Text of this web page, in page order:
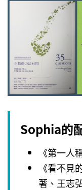
Sophia的
《第一人
《看不見
著、王志